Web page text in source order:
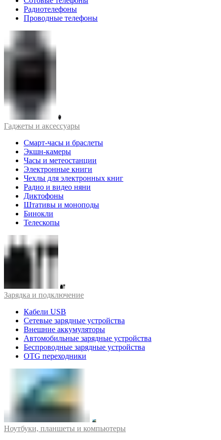
Радиотелефоны
Проводные телефоны
Гаджеты и аксессуары
Смарт-часы и браслеты
Экшн-камеры
Часы и метеостанции
Электронные книги
Чехлы для электронных книг
Радио и видео няни
Диктофоны
Штативы и моноподы
Бинокли
Телескопы
Зарядка и подключение
Кабели USB
Сетевые зарядные устройства
Внешние аккумуляторы
Автомобильные зарядные устройства
Беспроводные зарядные устройства
OTG переходники
Ноутбуки, планшеты и компьютеры